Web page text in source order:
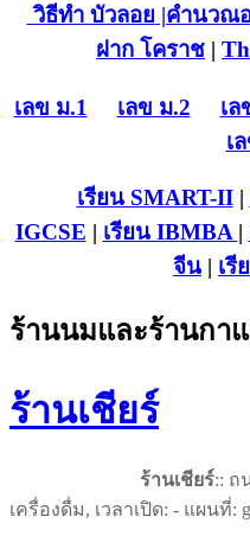
วิธีทำ บัวลอย |คำนวณ
ฝาก โคราช |
เลข ม.1 เลข ม.2 เล
เ
เรียน SMART-II|
IGCSE | เรียน IBMBA |
จีน | เรี
ร้านนมและร้านกา
ร้านเชียร์
ร้านเชียร์:: ถ
เครื่องดื่ม, เวลาเปิด: - แผนที่: